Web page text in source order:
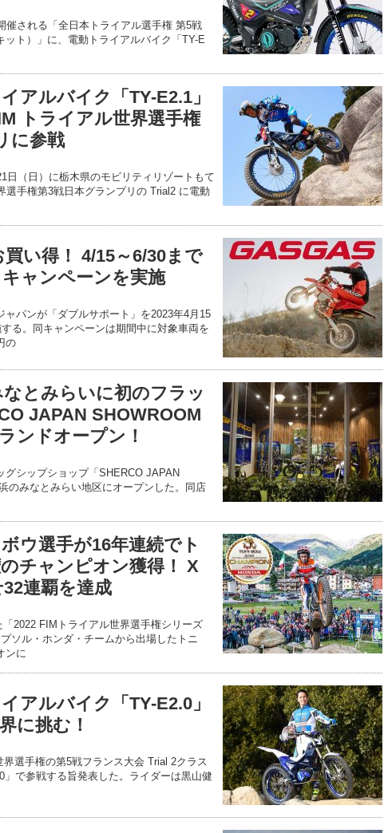
催される「全日本トライアル選手権 第5戦
ト）」に、電動トライアルバイク「TY-E
アルバイク「TY-E2.1」
トライアル世界選手権
に参戦
日（日）に栃木県のモビリティリゾートもて
選手権第3戦日本グランプリの Trial2 に電動
買い得！ 4/15～6/30まで
キャンペーンを実施
パンが「ダブルサポート」を2023年4月15
る。同キャンペーンは期間中に対象車両を
の
なとみらいに初のフラッ
JAPAN SHOWROOM
ンドオープン！
シップショップ「SHERCO JAPAN
のみなとみらい地区にオープンした。同店
ウ選手が16年連続でト
チャンピオン獲得！ X
連覇を達成
2022 FIMトライアル世界選手権シリーズ
ソル・ホンダ・チームから出場したトニ
ンに
アルバイク「TY-E2.0」
に挑む！
選手権の第5戦フランス大会 Trial 2クラス
で参戦する旨発表した。ライダーは黒山健